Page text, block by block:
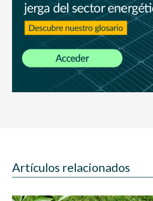
Artículos relacionados